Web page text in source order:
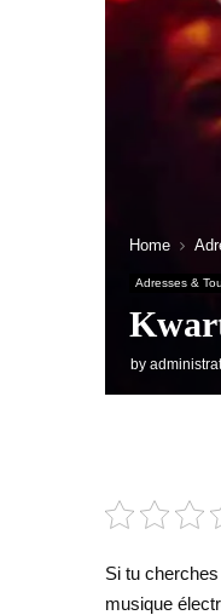
Home
Adresses &
by
Si tu
musique